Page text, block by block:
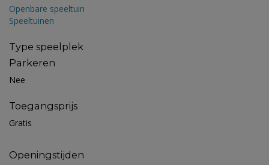
Openbare speeltuin
Speeltuinen
Type speelplek
Parkeren
Nee
Toegangsprijs
Gratis
Openingstijden